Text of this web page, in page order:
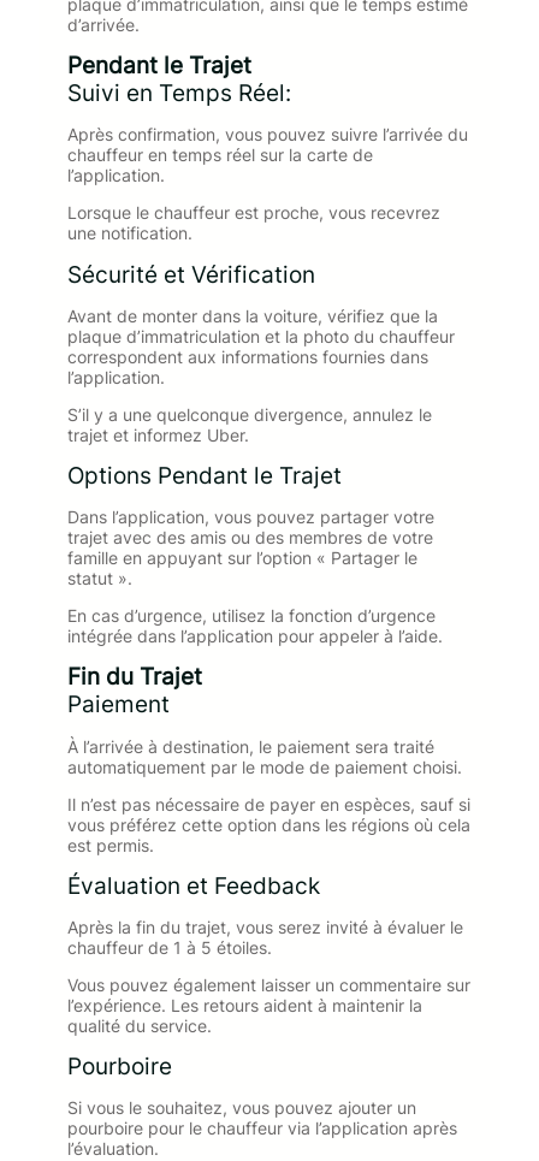
plaque d’immatriculation, ainsi que le temps estimé
d’arrivée.
Pendant le Trajet
Suivi en Temps Réel:
Après confirmation, vous pouvez suivre l’arrivée du
chauffeur en temps réel sur la carte de
l’application.
Lorsque le chauffeur est proche, vous recevrez
une notification.
Sécurité et Vérification
Avant de monter dans la voiture, vérifiez que la
plaque d’immatriculation et la photo du chauffeur
correspondent aux informations fournies dans
l’application.
S’il y a une quelconque divergence, annulez le
trajet et informez Uber.
Options Pendant le Trajet
Dans l’application, vous pouvez partager votre
trajet avec des amis ou des membres de votre
famille en appuyant sur l’option « Partager le
statut ».
En cas d’urgence, utilisez la fonction d’urgence
intégrée dans l’application pour appeler à l’aide.
Fin du Trajet
Paiement
À l’arrivée à destination, le paiement sera traité
automatiquement par le mode de paiement choisi.
Il n’est pas nécessaire de payer en espèces, sauf si
vous préférez cette option dans les régions où cela
est permis.
Évaluation et Feedback
Après la fin du trajet, vous serez invité à évaluer le
chauffeur de 1 à 5 étoiles.
Vous pouvez également laisser un commentaire sur
l’expérience. Les retours aident à maintenir la
qualité du service.
Pourboire
Si vous le souhaitez, vous pouvez ajouter un
pourboire pour le chauffeur via l’application après
l’évaluation.